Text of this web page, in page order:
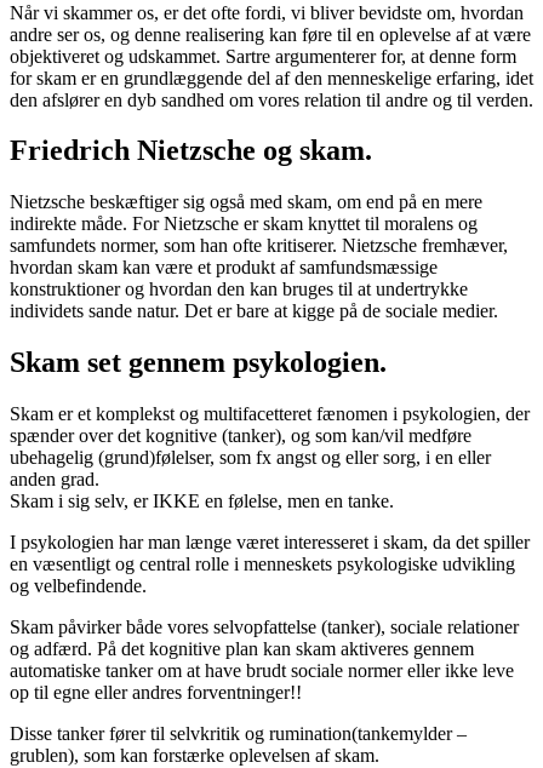
Når vi skammer os, er det ofte fordi, vi bliver bevidste om, hvordan
andre ser os, og denne realisering kan føre til en oplevelse af at være
objektiveret og udskammet. Sartre argumenterer for, at denne form
for skam er en grundlæggende del af den menneskelige erfaring, idet
den afslører en dyb sandhed om vores relation til andre og til verden.
Friedrich Nietzsche og skam.
Nietzsche beskæftiger sig også med skam, om end på en mere
indirekte måde. For Nietzsche er skam knyttet til moralens og
samfundets normer, som han ofte kritiserer. Nietzsche fremhæver,
hvordan skam kan være et produkt af samfundsmæssige
konstruktioner og hvordan den kan bruges til at undertrykke
individets sande natur. Det er bare at kigge på de sociale medier.
Skam set gennem psykologien.
Skam er et komplekst og multifacetteret fænomen i psykologien, der
spænder over det kognitive (tanker), og som kan/vil medføre
ubehagelig (grund)følelser, som fx angst og eller sorg, i en eller
anden grad.
Skam i sig selv, er IKKE en følelse, men en tanke.
I psykologien har man længe været interesseret i skam, da det spiller
en væsentligt og central rolle i menneskets psykologiske udvikling
og velbefindende.
Skam påvirker både vores selvopfattelse (tanker), sociale relationer
og adfærd. På det kognitive plan kan skam aktiveres gennem
automatiske tanker om at have brudt sociale normer eller ikke leve
op til egne eller andres forventninger!!
Disse tanker fører til selvkritik og rumination(tankemylder –
grublen), som kan forstærke oplevelsen af skam.